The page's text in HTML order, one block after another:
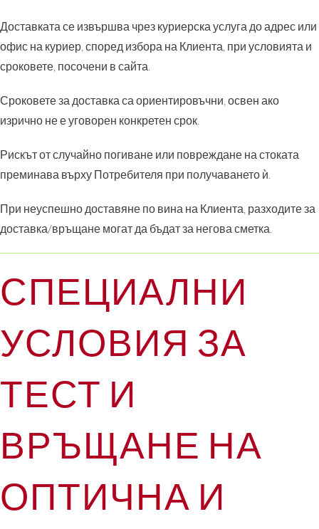
Доставката се извършва чрез куриерска услуга до адрес или
офис на куриер, според избора на Клиента, при условията и
сроковете, посочени в сайта.
Сроковете за доставка са ориентировъчни, освен ако
изрично не е уговорен конкретен срок.
Рискът от случайно погиване или повреждане на стоката
преминава върху Потребителя при получаването ѝ.
При неуспешно доставяне по вина на Клиента, разходите за
доставка/връщане могат да бъдат за негова сметка.
СПЕЦИАЛНИ
УСЛОВИЯ ЗА
ТЕСТ И
ВРЪЩАНЕ НА
ОПТИЧНА И